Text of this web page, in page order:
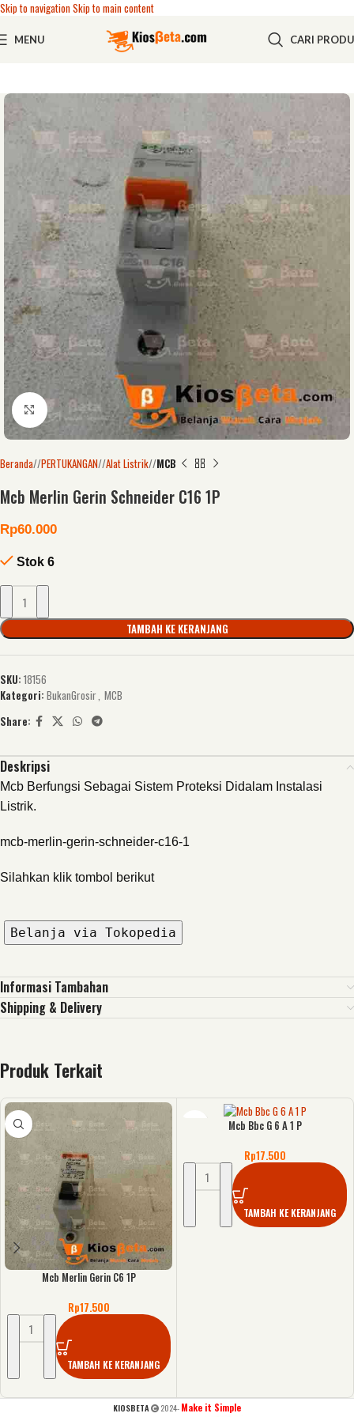
Skip to navigationSkip to main content
MENU CARI
Click to enlarge
Beranda/ PERTUKANGAN/ Alat Listrik/ MCB
Mcb Merlin Gerin Schneider C16 1P
Rp60.000
Stok 6
TAMBAH KE KERANJANG
SKU: 18156
Kategori: BukanGrosir, MCB
Share:
Deskripsi
Mcb Berfungsi Sebagai Sistem Proteksi Didalam Instalasi
Listrik.
mcb-merlin-gerin-schneider-c16-1
Silahkan klik tombol berikut
Belanja via Tokopedia
Informasi Tambahan
Shipping & Delivery
Produk Terkait
Mcb Merlin Gerin C6 1P
Rp17.500
TAMBAH KE KERANJANG
Mcb Bbc G 6 A 1 P
Rp17.500
TAMBAH KE KERANJANG
KIOSBETA 2024- Make it Simple